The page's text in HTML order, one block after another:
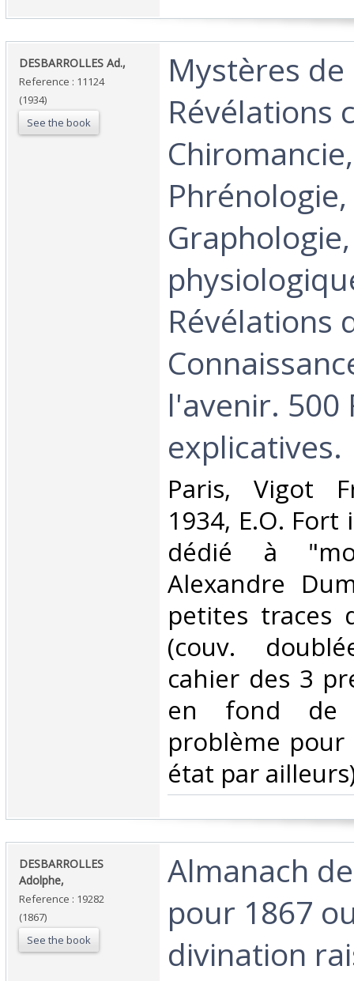
‎DESBARROLLES Ad.,‎
Reference : 11124
(1934)
See the book
‎Mystères
Révélations
Chiromancie,
Phrénologie,
Révélations
l'avenir. 500
explicatives.‎
‎Paris, Vigot
1934, E.O. Fort
dédié à
Alexandre
petites traces
(couv.
cahier des 3
en fond de
problème
état par
‎DESBARROLLES
Adolphe,‎
Reference : 19282
(1867)
See the book
‎Almanach
pour 1867
divination